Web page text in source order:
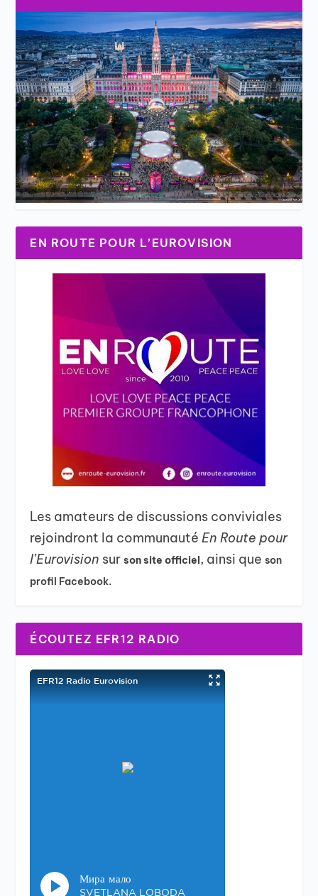
EN ROUTE POUR L’EUROVISION
Les amateurs de discussions conviviales
rejoindront la communautéEn Route pour
l’Eurovision surson site officiel , ainsi queson
profil Facebook.
ÉCOUTEZ EFR12 RADIO